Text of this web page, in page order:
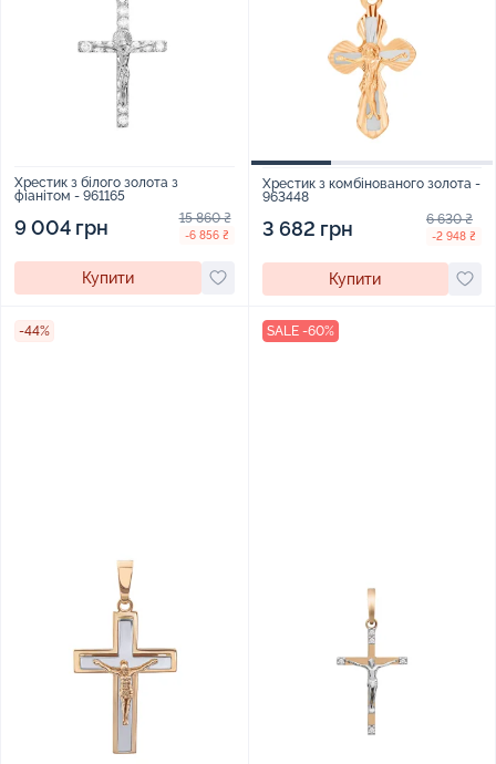
Хрестик з білого золота з
фіанітом - 961165
9 004 грн 15 860 ₴
-6 856 ₴
Купити
Хрестик з комбінованого золота -
963448
3 682 грн 6 630 ₴
-2 948 ₴
Купити
-44% SALE -60%